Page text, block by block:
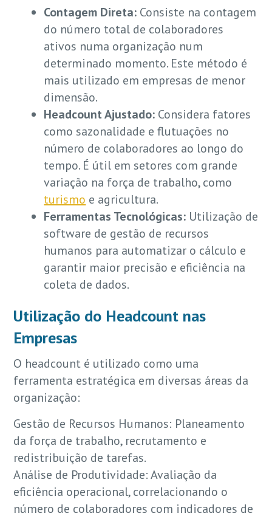
Contagem Direta: Consiste na contagem
do número total de colaboradores
ativos numa organização num
determinado momento. Este método é
mais utilizado em empresas de menor
dimensão.
Headcount Ajustado: Considera fatores
como sazonalidade e flutuações no
número de colaboradores ao longo do
tempo. É útil em setores com grande
variação na força de trabalho, como
turismo e agricultura.
Ferramentas Tecnológicas: Utilização de
software de gestão de recursos
humanos para automatizar o cálculo e
garantir maior precisão e eficiência na
coleta de dados.
Utilização do Headcount nas
Empresas
O headcount é utilizado como uma
ferramenta estratégica em diversas áreas da
organização:
Gestão de Recursos Humanos: Planeamento
da força de trabalho, recrutamento e
redistribuição de tarefas.
Análise de Produtividade: Avaliação da
eficiência operacional, correlacionando o
número de colaboradores com indicadores de